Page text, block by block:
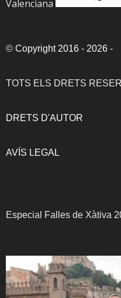
Valenciana
© Copyright 2016 - 2026 -
TOTS ELS DRETS
DRETS D'AUTOR
AVÍS LEGAL
Especial Falles de Xàtiva